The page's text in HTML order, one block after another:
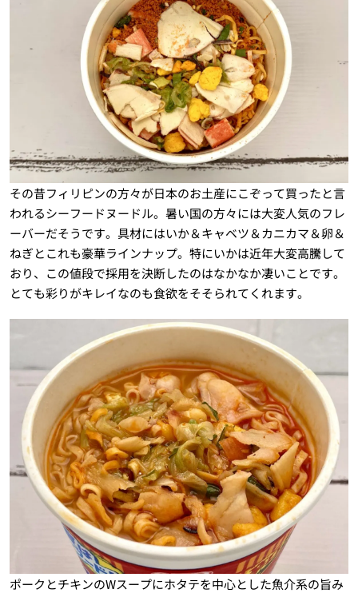
その昔フィリピンの方々が日本のお土産にこぞって買ったと言
われるシーフードヌードル。暑い国の方々には大変人気のフレ
ーバーだそうです。具材にはいか＆キャベツ＆カニカマ＆卵＆
ねぎとこれも豪華ラインナップ。特にいかは近年大変高騰して
おり、この値段で採用を決断したのはなかなか凄いことです。
とても彩りがキレイなのも食欲をそそられてくれます。
ポークとチキンのWスープにホタテを中心とした魚介系の旨み